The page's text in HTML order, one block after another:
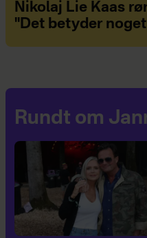
Nikolaj Lie Kaas
"Det betyder
Rundt om